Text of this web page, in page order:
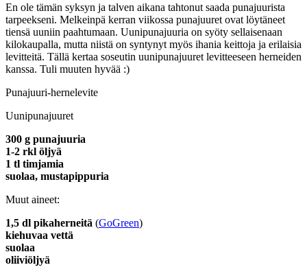
En ole tämän syksyn ja talven aikana tahtonut saada punajuurista
tarpeekseni. Melkeinpä kerran viikossa punajuuret ovat löytäneet
tiensä uuniin paahtumaan. Uunipunajuuria on syöty sellaisenaan
kilokaupalla, mutta niistä on syntynyt myös ihania keittoja ja erilaisia
levitteitä. Tällä kertaa soseutin uunipunajuuret levitteeseen herneiden
kanssa. Tuli muuten hyvää :)
Punajuuri-hernelevite
Uunipunajuuret
300 g punajuuria
1-2 rkl öljyä
1 tl timjamia
suolaa, mustapippuria
Muut aineet:
1,5 dl pikaherneitä (GoGreen)
kiehuvaa vettä
suolaa
oliiviöljyä